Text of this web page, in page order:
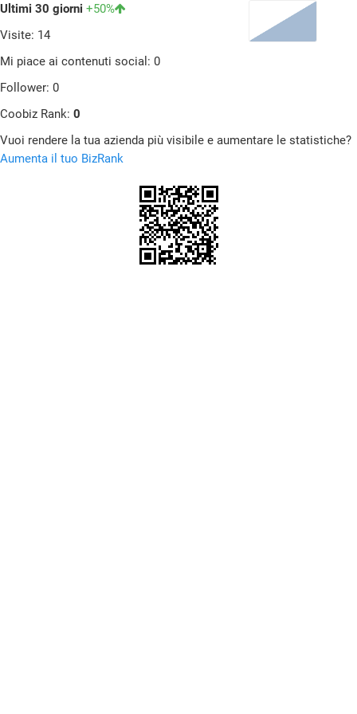
Ultimi 30 giorni +50%
Visite: 14
Mi piace ai contenuti social: 0
Follower: 0
Coobiz Rank: 0
Vuoi rendere la tua azienda più visibile e aumentare le statistiche?
Aumenta il tuo BizRank